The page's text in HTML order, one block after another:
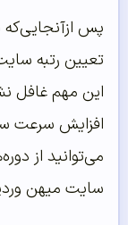
پس
تعیین رتبه
این مهم غافل
افزایش سرعت
می‌توانید از
سایت میهن